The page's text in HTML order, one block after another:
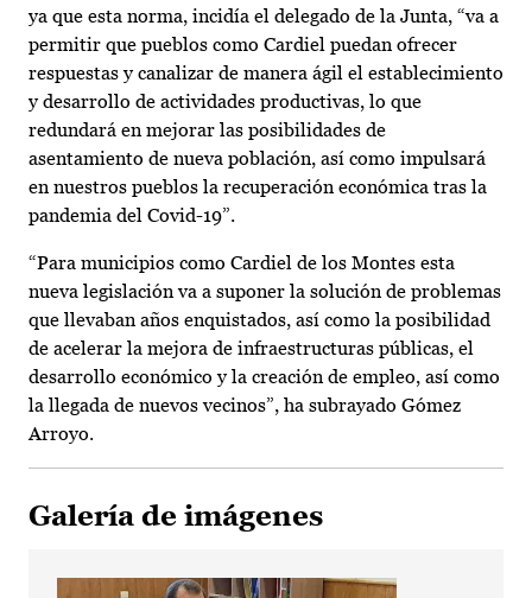
ya que esta norma, incidía el delegado de la Junta, “va a
permitir que pueblos como Cardiel puedan ofrecer
respuestas y canalizar de manera ágil el establecimiento
y desarrollo de actividades productivas, lo que
redundará en mejorar las posibilidades de
asentamiento de nueva población, así como impulsará
en nuestros pueblos la recuperación económica tras la
pandemia del Covid-19”.
“Para municipios como Cardiel de los Montes esta
nueva legislación va a suponer la solución de problemas
que llevaban años enquistados, así como la posibilidad
de acelerar la mejora de infraestructuras públicas, el
desarrollo económico y la creación de empleo, así como
la llegada de nuevos vecinos”, ha subrayado Gómez
Arroyo.
Galería de imágenes